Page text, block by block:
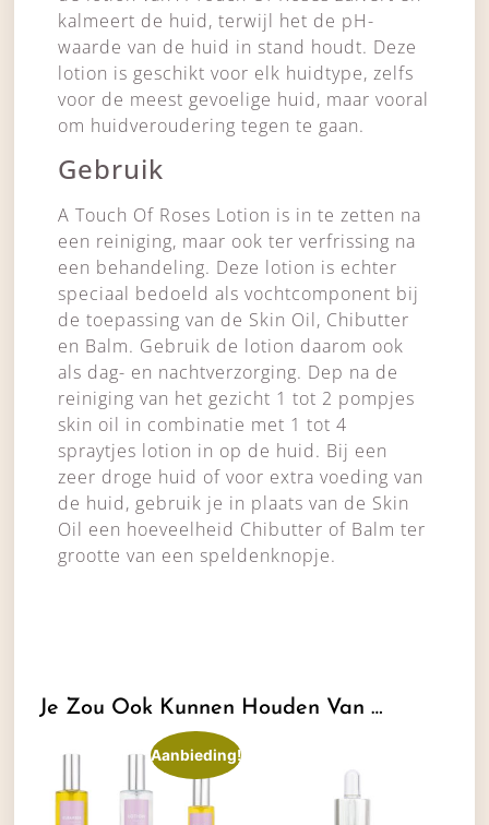
kalmeert de huid, terwijl het de pH-
waarde van de huid in stand houdt. Deze
lotion is geschikt voor elk huidtype, zelfs
voor de meest gevoelige huid, maar vooral
om huidveroudering tegen te gaan.
Gebruik
A Touch Of Roses Lotion is in te zetten na
een reiniging, maar ook ter verfrissing na
een behandeling. Deze lotion is echter
speciaal bedoeld als vochtcomponent bij
de toepassing van de Skin Oil, Chibutter
en Balm. Gebruik de lotion daarom ook
als dag- en nachtverzorging. Dep na de
reiniging van het gezicht 1 tot 2 pompjes
skin oil in combinatie met 1 tot 4
spraytjes lotion in op de huid. Bij een
zeer droge huid of voor extra voeding van
de huid, gebruik je in plaats van de Skin
Oil een hoeveelheid Chibutter of Balm ter
grootte van een speldenknopje.
Je Zou Ook Kunnen Houden Van …
Aanbieding!